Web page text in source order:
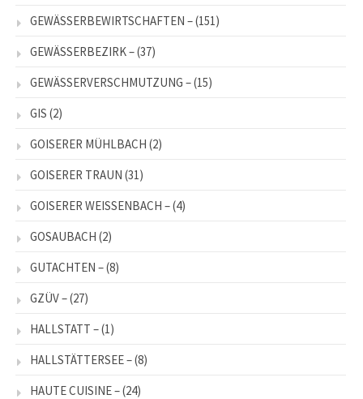
GEWÄSSERBEWIRTSCHAFTEN –(151)
GEWÄSSERBEZIRK –(37)
GEWÄSSERVERSCHMUTZUNG –(15)
GIS (2)
GOISERER MÜHLBACH (2)
GOISERER TRAUN (31)
GOISERER WEISSENBACH –(4)
GOSAUBACH (2)
GUTACHTEN –(8)
GZÜV –(27)
HALLSTATT –(1)
HALLSTÄTTERSEE –(8)
HAUTE CUISINE –(24)